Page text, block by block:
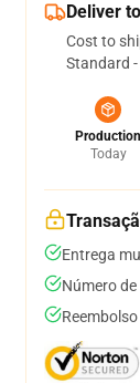
Deliver
Cost to
Standard
Production
Today
Entrega
Número